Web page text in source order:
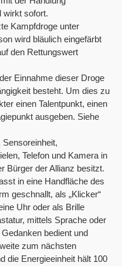
wirkt sofort.
Kampfdroge unter
wird bläulich eingefärbt
den Rettungswert
Einnahme dieser Droge
besteht. Um dies zu
einen Talentpunkt, einen
ausgeben. Siehe
Telefon und Kamera in
Bürger der Allianz besitzt.
in eine Handfläche des
geschnallt, als „Klicker“
Uhr oder als Brille
mittels Sprache oder
bedient und
zum nächsten
die Energieeinheit hält 100